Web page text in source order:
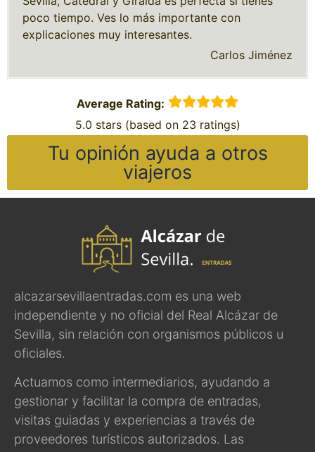
poco tiempo. Ves lo más importante con
explicaciones muy interesantes.
Carlos Jiménez
Average Rating:
5.0 stars (based on 23 ratings)
Tu opinión ayuda a otros
viajeros
alcazarsevillaentradas.com es una web
independiente y no oficial del Real Alcázar de
Sevilla, sin relación con organismos públicos u
oficiales.
Actuamos como intermediarios, ayudando a
gestionar y facilitar la compra de entradas,
visitas guiadas y experiencias a través de
proveedores turísticos autorizados. Las